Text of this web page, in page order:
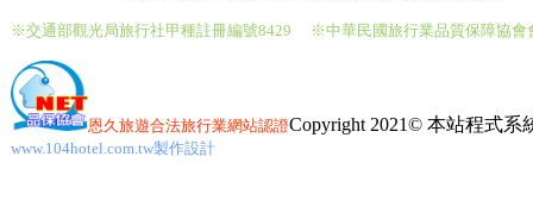
※交通部觀光局旅行社甲種註冊編號8429 ※中華民國旅行業品質保障協會
恩久旅遊合法旅行業網站認證Copyright 2021© 本站程式系
www.104hotel.com.tw製作設計